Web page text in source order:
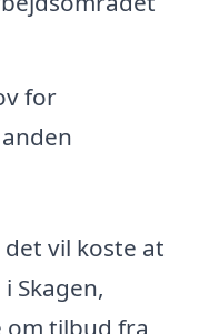
for
vil koste at
Skagen,
om tilbud fra